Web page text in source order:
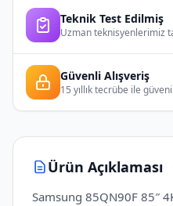
Ürün Açıklaması
Samsung 85QN90F 85″
Teknik Test Edilmiş
Uzman teknisyenlerimiz
Güvenli Alışveriş
15 yıllık tecrübe ile